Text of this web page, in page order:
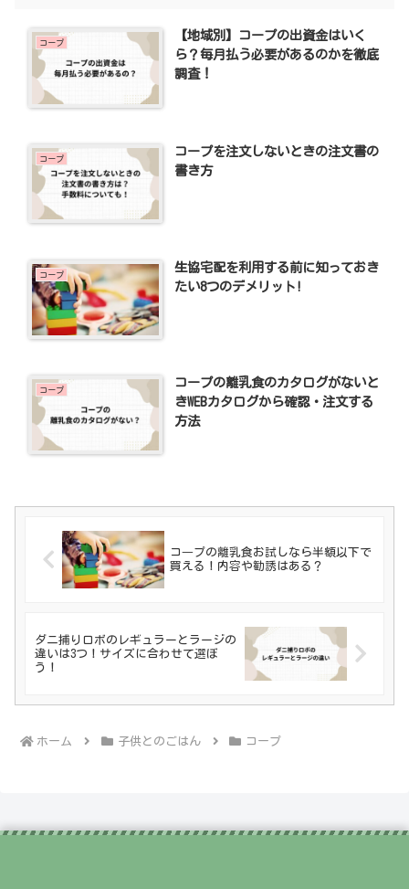
コープ
【地域別】コープの出資金はいく
ら？毎月払う必要があるのかを徹底
調査！
コープ
コープを注文しないときの注文書の
書き方
コープ
生協宅配を利用する前に知っておき
たい8つのデメリット!
コープ
コープの離乳食のカタログがないと
きWEBカタログから確認・注文する
方法
コ―プの離乳食お試しなら半額以下で
買える！内容や勧誘はある？
ダニ捕りロボのレギュラーとラージの
違いは3つ！サイズに合わせて選ぼ
う！
ホーム 子供とのごはん コープ